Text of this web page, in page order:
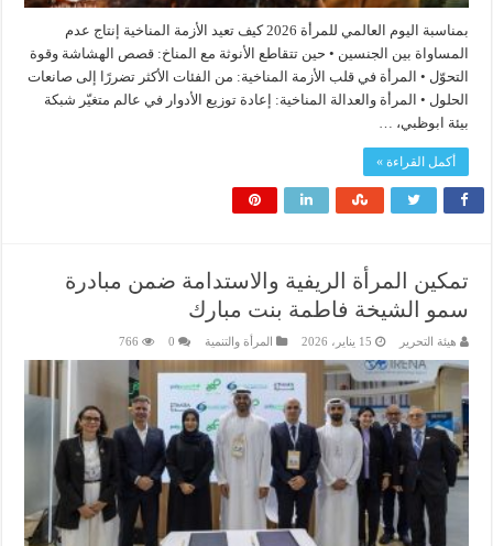
بمناسبة اليوم العالمي للمرأة 2026 كيف تعيد الأزمة المناخية إنتاج عدم
المساواة بين الجنسين • حين تتقاطع الأنوثة مع المناخ: قصص الهشاشة وقوة
التحوّل • المرأة في قلب الأزمة المناخية: من الفئات الأكثر تضررًا إلى صانعات
الحلول • المرأة والعدالة المناخية: إعادة توزيع الأدوار في عالم متغيّر شبكة
بيئة ابوظبي، …
أكمل القراءة »
تمكين المرأة الريفية والاستدامة ضمن مبادرة
سمو الشيخة فاطمة بنت مبارك
هيئة التحرير 15 يناير، 2026 المرأة والتنمية 0
766